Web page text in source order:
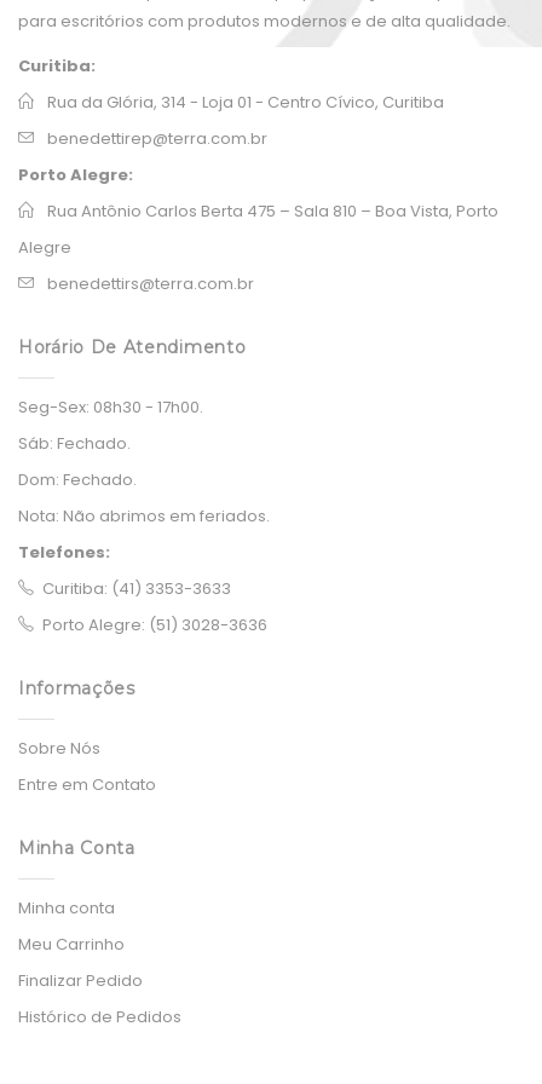
para escritórios com produtos modernos e de alta qualidade.
Curitiba:
Rua da Glória, 314 - Loja 01 - Centro Cívico, Curitiba
benedettirep@terra.com.br
Porto Alegre:
Rua Antônio Carlos Berta 475 – Sala 810 – Boa Vista, Porto
Alegre
benedettirs@terra.com.br
Horário De Atendimento
Seg-Sex: 08h30 - 17h00.
Sáb: Fechado.
Dom: Fechado.
Nota: Não abrimos em feriados.
Telefones:
Curitiba: (41) 3353-3633
Porto Alegre: (51) 3028-3636
Informações
Sobre Nós
Entre em Contato
Minha Conta
Minha conta
Meu Carrinho
Finalizar Pedido
Histórico de Pedidos